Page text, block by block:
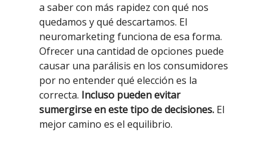
a saber con más rapidez con qué nos
quedamos y qué descartamos. El
neuromarketing funciona de esa forma.
Ofrecer una cantidad de opciones puede
causar una parálisis en los consumidores
por no entender qué elección es la
correcta. Incluso pueden evitar
sumergirse en este tipo de decisiones. El
mejor camino es el equilibrio.